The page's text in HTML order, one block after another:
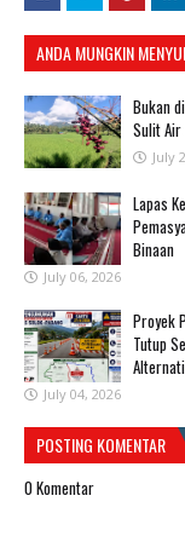
ANDA MUNGKIN
Bukan
Sulit
July
Lapas
Binaan
July 06, 2026
Proyek
Tutup
July 04, 2026
POSTING KOMENTAR
0 Komentar